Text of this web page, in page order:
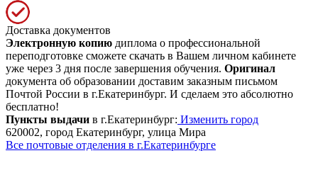
Доставка документов
Электронную копию диплома о профессиональной
переподготовке сможете скачать в Вашем личном кабинете
уже через 3 дня после завершения обучения. Оригинал
документа об образовании доставим заказным письмом
Почтой России в г.Екатеринбург. И сделаем это абсолютно
бесплатно!
Пункты выдачи в г.Екатеринбург: Изменить город
620002, город Екатеринбург, улица Мира
Все почтовые отделения в г.Екатеринбурге